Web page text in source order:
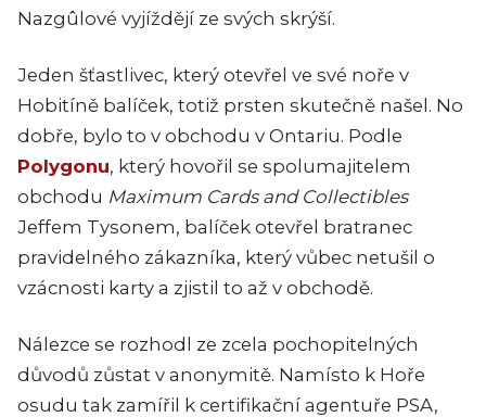
Nazgûlové vyjíždějí ze svých skrýší.
Jeden šťastlivec, který otevřel ve své noře v
Hobitíně balíček, totiž prsten skutečně našel. No
dobře, bylo to v obchodu v Ontariu. Podle
Polygonu, který hovořil se spolumajitelem
obchodu Maximum Cards and Collectibles
Jeffem Tysonem, balíček otevřel bratranec
pravidelného zákazníka, který vůbec netušil o
vzácnosti karty a zjistil to až v obchodě.
Nálezce se rozhodl ze zcela pochopitelných
důvodů zůstat v anonymitě. Namísto k Hoře
osudu tak zamířil k certifikační agentuře PSA,